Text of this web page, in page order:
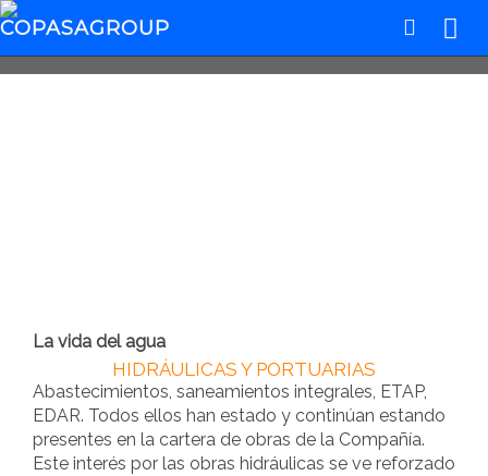
HIDRÁULICAS Y PORTUARIAS
La vida del agua
Abastecimientos, saneamientos integrales, ETAP,
EDAR. Todos ellos han estado y continúan estando
presentes en la cartera de obras de la Compañía.
Este interés por las obras hidráulicas se ve reforzado